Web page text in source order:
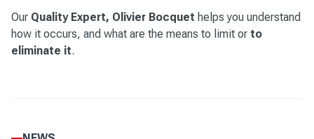
Our Quality Expert, Olivier Bocquet helps you understand
how it occurs, and what are the means to limit or to
eliminate it.